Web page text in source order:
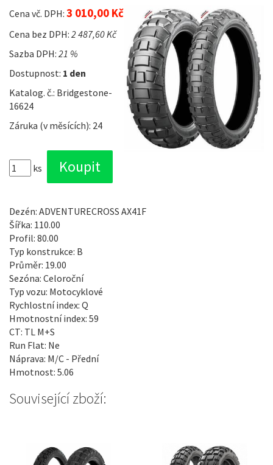
Cena vč. DPH: 3 010,00 Kč
Cena bez DPH: 2 487,60 Kč
Sazba DPH: 21 %
Dostupnost: 1 den
Katalog. č.: Bridgestone-
16624
Záruka (v měsících): 24
ks
Dezén: ADVENTURECROSS AX41F
Šířka: 110.00
Profil: 80.00
Typ konstrukce: B
Průměr: 19.00
Sezóna: Celoroční
Typ vozu: Motocyklové
Rychlostní index: Q
Hmotnostní index: 59
CT: TL M+S
Run Flat: Ne
Náprava: M/C - Přední
Hmotnost: 5.06
Související zboží: